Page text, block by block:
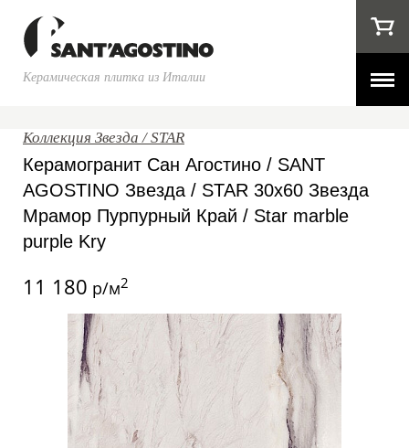
Керамическая плитка из Италии
Коллекция Звезда / STAR
Керамогранит Сан Агостино / SANT
AGOSTINO Звезда / STAR 30x60 Звезда
Мрамор Пурпурный Край / Star marble
purple Kry
11 180 р/м2